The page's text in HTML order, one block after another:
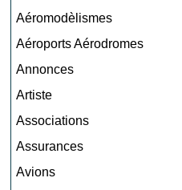
Aéromodèlismes
Aéroports Aérodromes
Annonces
Artiste
Associations
Assurances
Avions